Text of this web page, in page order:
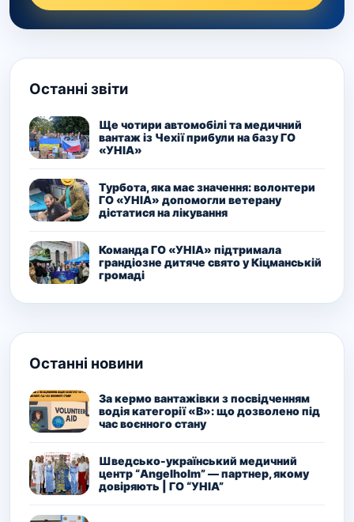
Останні звіти
Ще чотири автомобілі та медичний
вантаж із Чехії прибули на базу ГО
«УНІА»
Турбота, яка має значення: волонтери
ГО «УНІА» допомогли ветерану
дістатися на лікування
Команда ГО «УНІА» підтримала
грандіозне дитяче свято у Кіцманській
громаді
Останні новини
За кермо вантажівки з посвідченням
водія категорії «В»: що дозволено під
час воєнного стану
Шведсько-український медичний
центр “Angelholm” — партнер, якому
довіряють | ГО “УНІА”